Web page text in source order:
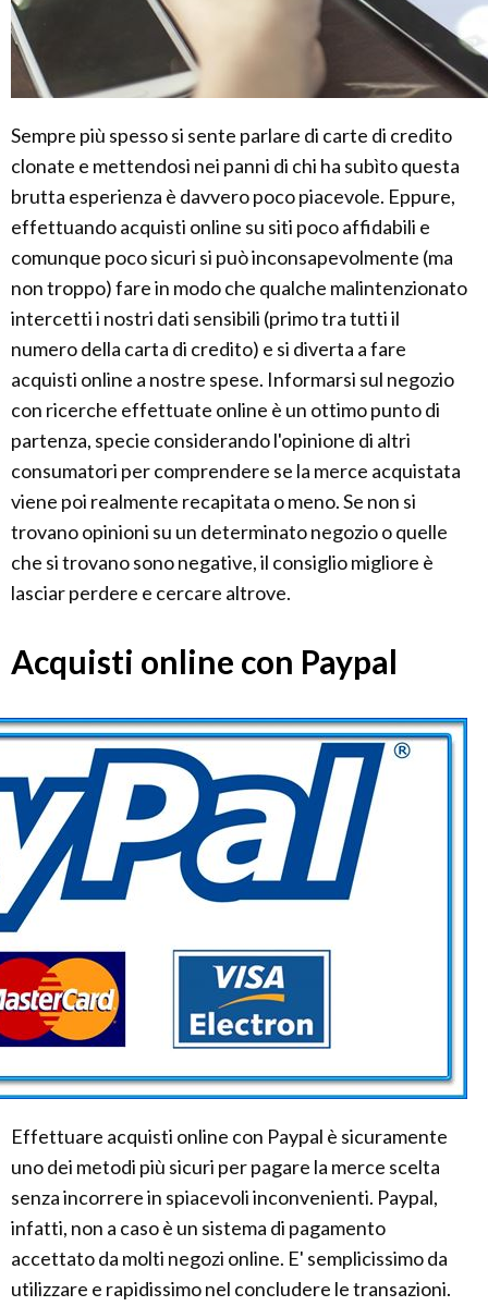
Sempre più spesso si sente parlare di carte di credito
clonate e mettendosi nei panni di chi ha subìto questa
brutta esperienza è davvero poco piacevole. Eppure,
effettuando acquisti online su siti poco affidabili e
comunque poco sicuri si può inconsapevolmente (ma
non troppo) fare in modo che qualche malintenzionato
intercetti i nostri dati sensibili (primo tra tutti il
numero della carta di credito) e si diverta a fare
acquisti online a nostre spese. Informarsi sul negozio
con ricerche effettuate online è un ottimo punto di
partenza, specie considerando l'opinione di altri
consumatori per comprendere se la merce acquistata
viene poi realmente recapitata o meno. Se non si
trovano opinioni su un determinato negozio o quelle
che si trovano sono negative, il consiglio migliore è
lasciar perdere e cercare altrove.
Acquisti online con Paypal
Effettuare acquisti online con Paypal è sicuramente
uno dei metodi più sicuri per pagare la merce scelta
senza incorrere in spiacevoli inconvenienti. Paypal,
infatti, non a caso è un sistema di pagamento
accettato da molti negozi online. E' semplicissimo da
utilizzare e rapidissimo nel concludere le transazioni.